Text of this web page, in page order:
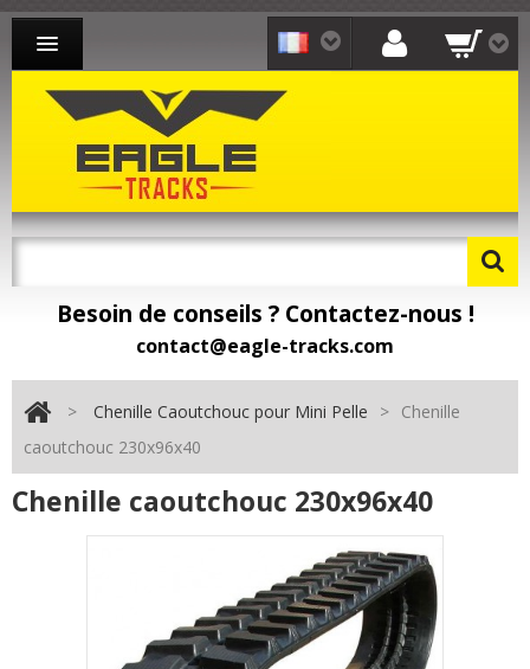
CHENILLE CAOUTCHOUC MINI-PELLE
CHENILLE CAOUTCHOUC CHARGEUR
CHENILLE CAOUTCHOUC TRANSPORTEUR
Besoin de pièces détachées ? Toomat !
Besoin de conseils ? Contactez-nous !
contact@eagle-tracks.com
> Chenille Caoutchouc pour Mini Pelle >
Chenille
caoutchouc 230x96x40
Chenille caoutchouc 230x96x40